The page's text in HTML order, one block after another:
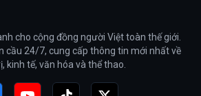
cho cộng đồng người Việt toàn thế giới.
cầu 24/7, cung cấp thông tin mới nhất về
kinh tế, văn hóa và thể thao.